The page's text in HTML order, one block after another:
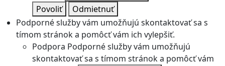
Povoliť
Odmietnuť
Podporné služby vám umožňujú skontaktovať sa s
tímom stránok a pomôcť vám ich vylepšiť.
Podpora Podporné služby vám umožňujú
skontaktovať sa s tímom stránok a pomôcť vám